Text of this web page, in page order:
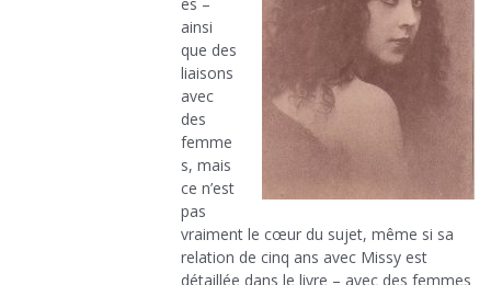
ainsi
que des
liaisons
avec
des
femme
s, mais
ce n’est
pas
vraiment le cœur du sujet, même si sa
relation de cinq ans avec Missy est
détaillée dans le livre – avec des femmes